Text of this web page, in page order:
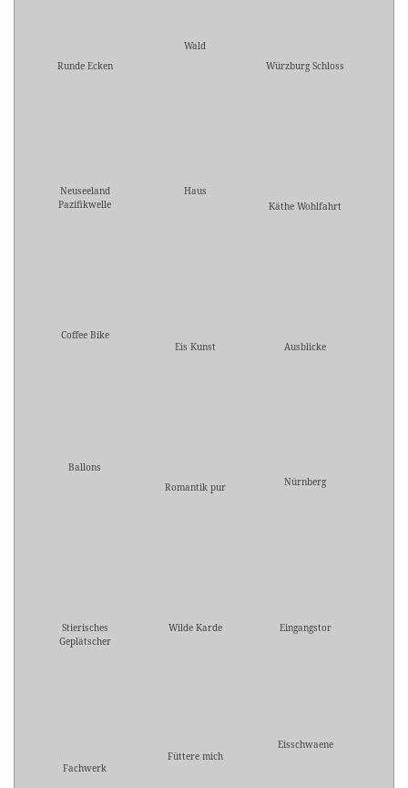
Runde Ecken
Wald
Würzburg Schloss
Neuseeland
Pazifikwelle
Haus
Käthe Wohlfahrt
Coffee Bike
Eis Kunst
Ausblicke
Ballons
Romantik pur
Nürnberg
Stierisches
Geplätscher
Wilde Karde Eingangstor
Fachwerk
Füttere mich
Eisschwaene